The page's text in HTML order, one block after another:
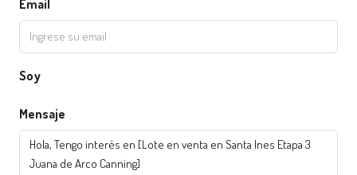
Email
Soy
Mensaje